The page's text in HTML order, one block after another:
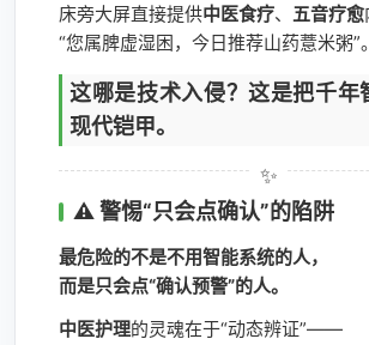
床旁大屏直接提供中医食疗、 五音疗愈
“您属脾虚湿困，今日推荐山药薏米粥”。
这哪是技术入侵？这是把千年
现代铠甲。
⚠️ 警惕“只会点确认”的陷阱
最危险的不是不用智能系统的人，
而是只会点“确认预警”的人。
中医护理的灵魂在于“动态辨证”——